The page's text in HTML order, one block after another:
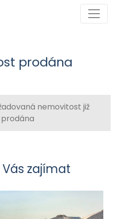
prodána
nemovitost již
zajímat